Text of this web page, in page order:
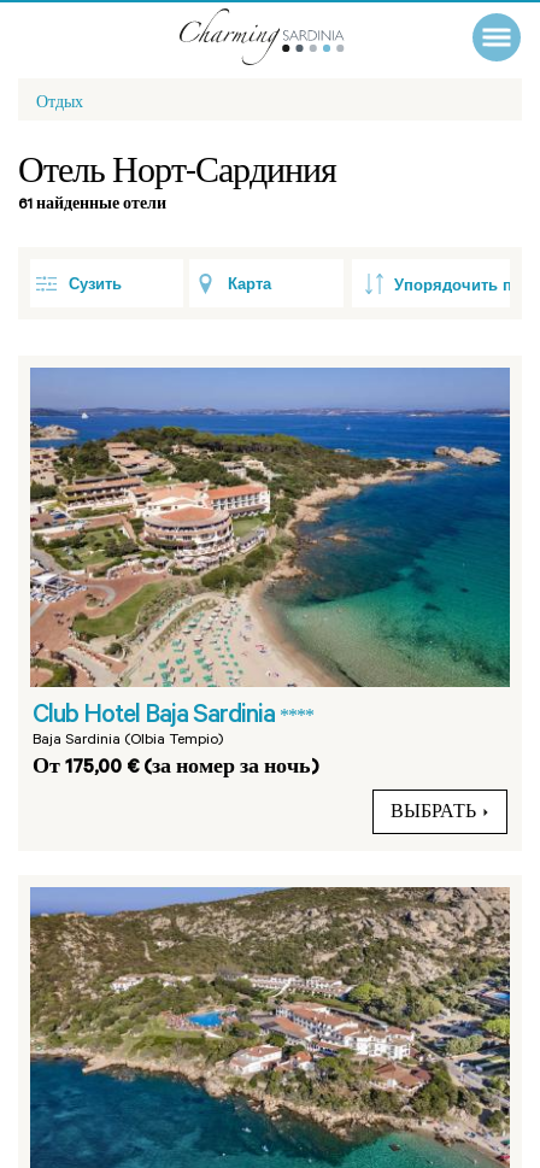
Отдых
Отель Норт-Сардиния
61 найденные отели
Сузить Карта
Club Hotel Baja Sardinia ****
Baja Sardinia (Olbia Tempio)
От 175,00 € (за номер за ночь)
ВЫБРАТЬ